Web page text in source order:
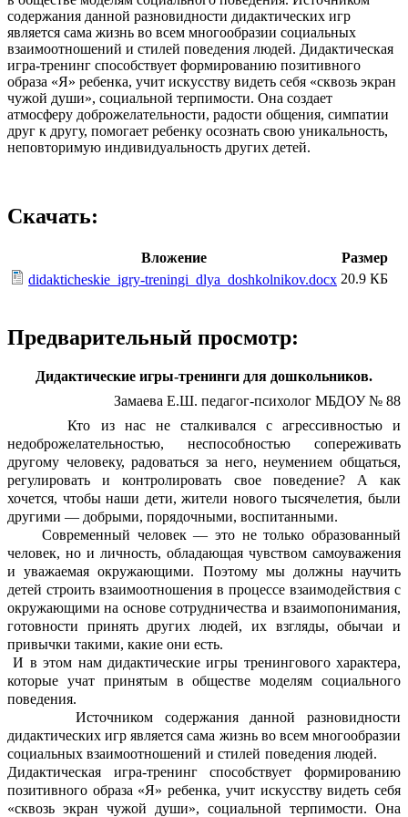
содержания данной разновидности дидактических игр
является сама жизнь во всем многообразии социальных
взаимоотношений и стилей поведения людей. Дидактическая
игра-тренинг способствует формированию позитивного
образа «Я» ребенка, учит искусству видеть себя «сквозь экран
чужой души», социальной терпимости. Она создает
атмосферу доброжелательности, радости общения, симпатии
друг к другу, помогает ребенку осознать свою уникальность,
неповторимую индивидуальность других детей.
Скачать:
Вложение
Размер
didakticheskie_igry-treningi_dlya_doshkolnikov.docx 20.9 КБ
Предварительный просмотр:
Дидактические игры-тренинги для дошкольников.
Замаева Е.Ш. педагог-психолог МБДОУ № 88
Кто из нас не сталкивался с агрессивностью и
недоброжелательностью, неспособностью сопереживать
другому человеку, радоваться за него, неумением общаться,
регулировать и контролировать свое поведение? А как
хочется, чтобы наши дети, жители нового тысячелетия, были
другими — добрыми, порядочными, воспитанными.
Современный человек — это не только образованный
человек, но и личность, обладающая чувством самоуважения
и уважаемая окружающими. Поэтому мы должны научить
детей строить взаимоотношения в процессе взаимодействия с
окружающими на основе сотрудничества и взаимопонимания,
готовности принять других людей, их взгляды, обычаи и
привычки такими, какие они есть.
И в этом нам дидактические игры тренингового характера,
которые учат принятым в обществе моделям социального
поведения.
Источником содержания данной разновидности
дидактических игр является сама жизнь во всем многообразии
социальных взаимоотношений и стилей поведения людей.
Дидактическая игра-тренинг способствует формированию
позитивного образа «Я» ребенка, учит искусству видеть себя
«сквозь экран чужой души», социальной терпимости. Она